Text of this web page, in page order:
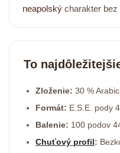
neapolský charakter bez
To
Zloženie: 30 %
Formát: E.S.E. pody
Balenie: 100 podov
Chuťový profil: